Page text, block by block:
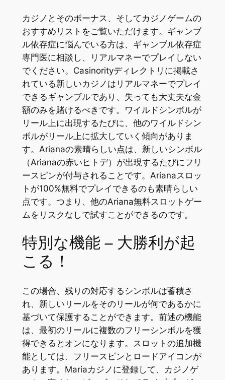
カジノとそのボーナス、そしてカジノゲームの
おすすめリストをご覧いただけます。ギャンブ
ル依存症に悩んでいる方は、ギャンブル依存症
専門医に相談し、リアルマネーでプレイしない
でください。Casinorityディレクトリに掲載さ
れている新しいカジノはリアルマネーでプレイ
できるギャンブルであり、失っても大丈夫な金
額のみを賭けるべきです。ワイルドシンボルが
リール上に出現するたびに、他のワイルドシン
ボルがリール上に拡大していく傾向がありま
す。Arianaの素晴らしい点は、新しいシンボル
（Arianaの赤いヒトデ）が出現するたびにフリ
ースピンが付与されることです。Arianaスロッ
トが100%無料でプレイできるのも素晴らしい
点です。つまり、他のAriana無料スロットゲー
ムをリスクなしで試すことができるのです。
特別な機能 – 大勝利が起
こる！
この場合、残りの対応するシンボルは蓄積さ
れ、新しいリールをそのリールが何であるかに
基づいて保護することができます。前述の機能
は、最初のリールに複数のフリーシンボルを獲
得できるとオンになります。スロットの追加機
能としては、フリースピンとロードアイコンが
あります。Mariaカジノに登録して、カジノゲ